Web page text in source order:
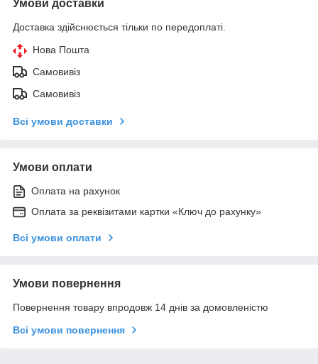
Умови доставки
Доставка здійснюється тільки по передоплаті.
Нова Пошта
Самовивіз
Самовивіз
Всі умови доставки
Умови оплати
Оплата на рахунок
Оплата за реквізитами картки «Ключ до рахунку»
Всі умови оплати
Умови повернення
Повернення товару впродовж 14 днів за домовленістю
Всі умови повернення